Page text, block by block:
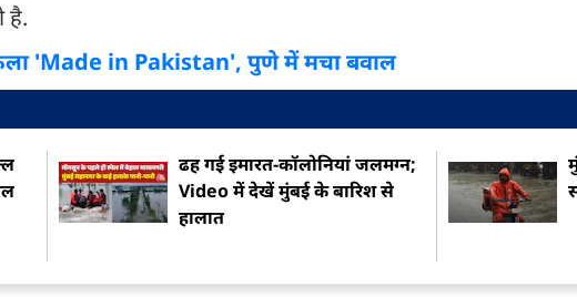
है.
'Made in Pakistan', पुणे में मचा बवाल
ढह गई इमारत-कॉलोनियां जलमग्न;
Video में देखें मुंबई के बारिश से
हालात